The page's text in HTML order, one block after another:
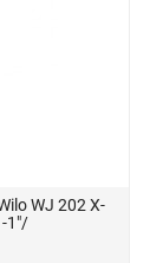
WJ 202 X-
1"/